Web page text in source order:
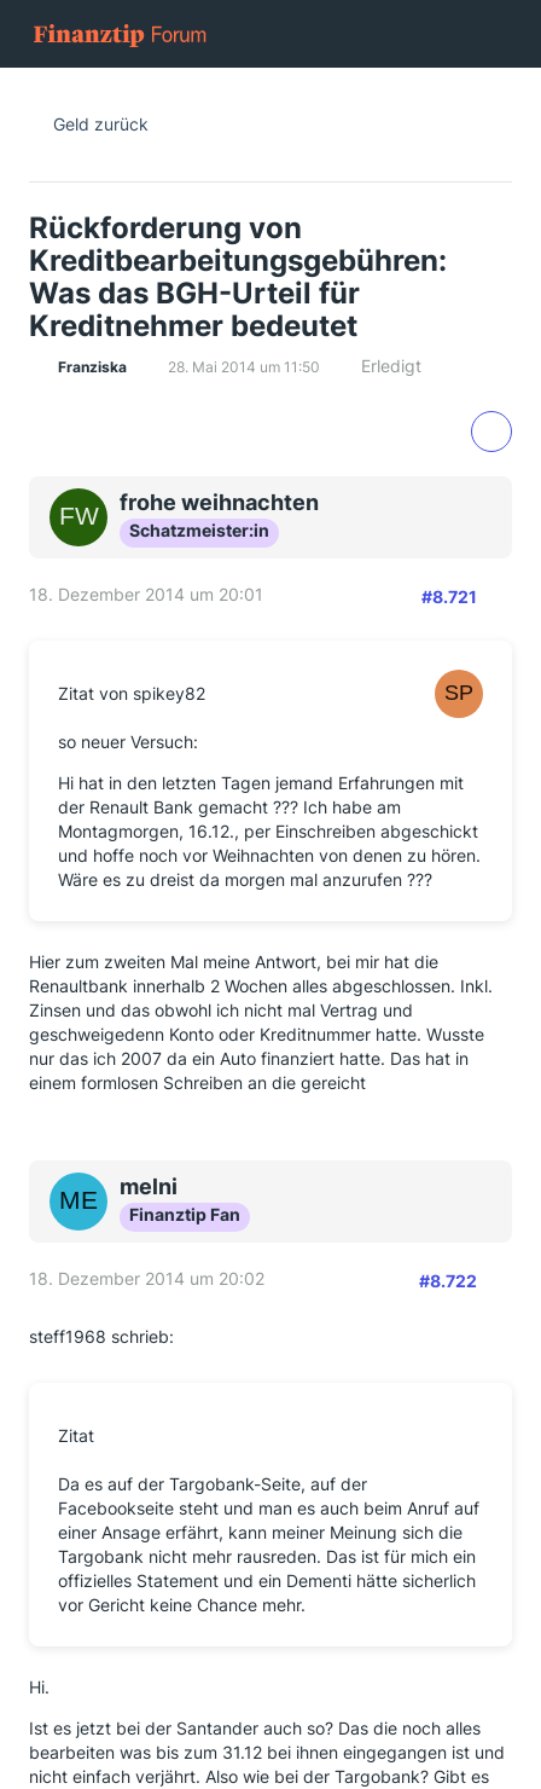
Geld zurück
Rückforderung von
Kreditbearbeitungsgebühren:
Was das BGH-Urteil für
Kreditnehmer bedeutet
Franziska 28. Mai 2014 um 11:50 Erledigt
frohe weihnachten
Schatzmeister:in
18. Dezember 2014 um 20:01 #8.721
Zitat von spikey82
so neuer Versuch:
Hi hat in den letzten Tagen jemand Erfahrungen mit
der Renault Bank gemacht ??? Ich habe am
Montagmorgen, 16.12., per Einschreiben abgeschickt
und hoffe noch vor Weihnachten von denen zu hören.
Wäre es zu dreist da morgen mal anzurufen ???
Hier zum zweiten Mal meine Antwort, bei mir hat die
Renaultbank innerhalb 2 Wochen alles abgeschlossen. Inkl.
Zinsen und das obwohl ich nicht mal Vertrag und
geschweigedenn Konto oder Kreditnummer hatte. Wusste
nur das ich 2007 da ein Auto finanziert hatte. Das hat in
einem formlosen Schreiben an die gereicht
melni
Finanztip Fan
18. Dezember 2014 um 20:02 #8.722
steff1968 schrieb:
Zitat
Da es auf der Targobank-Seite, auf der
Facebookseite steht und man es auch beim Anruf auf
einer Ansage erfährt, kann meiner Meinung sich die
Targobank nicht mehr rausreden. Das ist für mich ein
offizielles Statement und ein Dementi hätte sicherlich
vor Gericht keine Chance mehr.
Hi.
Ist es jetzt bei der Santander auch so? Das die noch alles
bearbeiten was bis zum 31.12 bei ihnen eingegangen ist und
nicht einfach verjährt. Also wie bei der Targobank? Gibt es